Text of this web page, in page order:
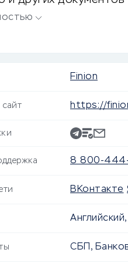
банковских карт и
Finion
https://
8 800-
ВКонтакте
СБП,